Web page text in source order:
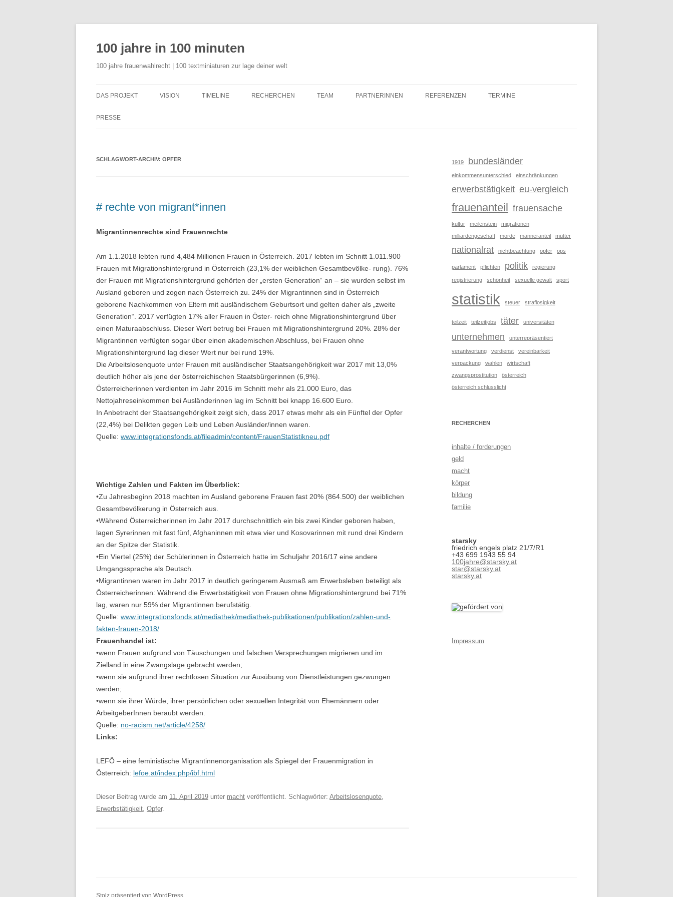
100 jahre in 100 minuten
100 jahre frauenwahlrecht | 100 textminiaturen zur lage deiner welt
DAS PROJEKT
KONZEPT
DOWNLOADS
VISION TIMELINE RECHERCHEN TEAM PARTNERINNEN REFERENZEN TERMINE
#006
#005
#002
PRESSE
DOWNLOADS
SCHLAGWORT-ARCHIV: OPFER
# rechte von migrant*innen
Migrantinnenrechte sind Frauenrechte
Am 1.1.2018 lebten rund 4,484 Millionen Frauen in Österreich. 2017 lebten im Schnitt 1.011.900
Frauen mit Migrationshintergrund in Österreich (23,1% der weiblichen Gesamtbevölke- rung). 76%
der Frauen mit Migrationshintergrund gehörten der „ersten Generation“ an – sie wurden selbst im
Ausland geboren und zogen nach Österreich zu. 24% der Migrantinnen sind in Österreich
geborene Nachkommen von Eltern mit ausländischem Geburtsort und gelten daher als „zweite
Generation“. 2017 verfügten 17% aller Frauen in Öster- reich ohne Migrationshintergrund über
einen Maturaabschluss. Dieser Wert betrug bei Frauen mit Migrationshintergrund 20%. 28% der
Migrantinnen verfügten sogar über einen akademischen Abschluss, bei Frauen ohne
Migrationshintergrund lag dieser Wert nur bei rund 19%.
Die Arbeitslosenquote unter Frauen mit ausländischer Staatsangehörigkeit war 2017 mit 13,0%
deutlich höher als jene der österreichischen Staatsbürgerinnen (6,9%).
Österreicherinnen verdienten im Jahr 2016 im Schnitt mehr als 21.000 Euro, das
Nettojahreseinkommen bei Ausländerinnen lag im Schnitt bei knapp 16.600 Euro.
In Anbetracht der Staatsangehörigkeit zeigt sich, dass 2017 etwas mehr als ein Fünftel der Opfer
(22,4%) bei Delikten gegen Leib und Leben Ausländer/innen waren.
Quelle: www.integrationsfonds.at/fileadmin/content/FrauenStatistikneu.pdf
Wichtige Zahlen und Fakten im Überblick:
•Zu Jahresbeginn 2018 machten im Ausland geborene Frauen fast 20% (864.500) der weiblichen
Gesamtbevölkerung in Österreich aus.
•Während Österreicherinnen im Jahr 2017 durchschnittlich ein bis zwei Kinder geboren haben,
lagen Syrerinnen mit fast fünf, Afghaninnen mit etwa vier und Kosovarinnen mit rund drei Kindern
an der Spitze der Statistik.
•Ein Viertel (25%) der Schülerinnen in Österreich hatte im Schuljahr 2016/17 eine andere
Umgangssprache als Deutsch.
•Migrantinnen waren im Jahr 2017 in deutlich geringerem Ausmaß am Erwerbsleben beteiligt als
Österreicherinnen: Während die Erwerbstätigkeit von Frauen ohne Migrationshintergrund bei 71%
lag, waren nur 59% der Migrantinnen berufstätig.
Quelle: www.integrationsfonds.at/mediathek/mediathek-publikationen/publikation/zahlen-und-
fakten-frauen-2018/
Frauenhandel ist:
•wenn Frauen aufgrund von Täuschungen und falschen Versprechungen migrieren und im
Zielland in eine Zwangslage gebracht werden;
•wenn sie aufgrund ihrer rechtlosen Situation zur Ausübung von Dienstleistungen gezwungen
werden;
•wenn sie ihrer Würde, ihrer persönlichen oder sexuellen Integrität von Ehemännern oder
ArbeitgeberInnen beraubt werden.
Quelle: no-racism.net/article/4258/
Links:
LEFÖ – eine feministische Migrantinnenorganisation als Spiegel der Frauenmigration in
Österreich: lefoe.at/index.php/ibf.html
Dieser Beitrag wurde am 11. April 2019 unter macht veröffentlicht. Schlagwörter: Arbeitslosenquote,
Erwerbstätigkeit, Opfer.
1919 bundesländer
einkommensunterschied einschränkungen
erwerbstätigkeit eu-vergleich
frauenanteil frauensache
kultur meilenstein
migrationen
milliardengeschäft
morde männeranteil mütter
nationalrat nichtbeachtung opfer ops
parlament pflichten politik regierung
registrierung schönheit sexuelle gewalt sport
statistik steuer straflosigkeit
teilzeit teilzeitjobs täter universitäten
unternehmen unterrepräsentiert
verantwortung verdienst
vereinbarkeit
verpackung
wahlen
wirtschaft
zwangsprostitution
österreich
österreich schlusslicht
RECHERCHEN
inhalte / forderungen
geld
macht
körper
bildung
familie
starsky
friedrich engels platz 21/7/R1
+43 699 1943 55 94
100jahre@starsky.at
star@starsky.at
starsky.at
Impressum
Stolz präsentiert von WordPress